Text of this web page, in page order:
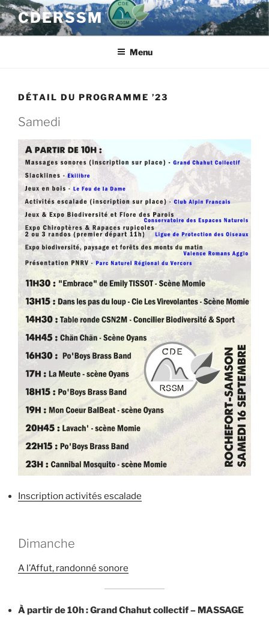
Aller
au
contenu
CDERSSM
Menu
DÉTAIL DU PROGRAMME ’23
Samedi
Inscription activités escalade
Dimanche
A l’Affut, randonné sonore
À partir de 10h : GrandChahutcollectif – MASSAGE